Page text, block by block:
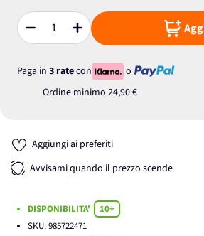
Quantità
Paga in 3 ratecon
o
Ordine minimo 24,90 €
Aggiungi ai preferiti
Avvisami quando il prezzo scende
DISPONIBILITA'
10+
SKU:985722471